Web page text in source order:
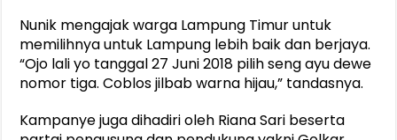
Nunik mengajak warga Lampung Timur untuk
memilihnya untuk Lampung lebih baik dan berjaya.
“Ojo lali yo tanggal 27 Juni 2018 pilih seng ayu dewe
nomor tiga. Coblos jilbab warna hijau,” tandasnya.
Kampanye juga dihadiri oleh Riana Sari beserta